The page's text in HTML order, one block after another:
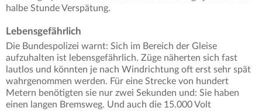
halbe Stunde Verspätung.
Lebensgefährlich
Die Bundespolizei warnt: Sich im Bereich der Gleise
aufzuhalten ist lebensgefährlich. Züge näherten sich fast
lautlos und könnten je nach Windrichtung oft erst sehr spät
wahrgenommen werden. Für eine Strecke von hundert
Metern benötigten sie nur zwei Sekunden und: Sie haben
einen langen Bremsweg. Und auch die 15.000 Volt